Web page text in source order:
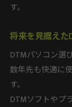
す。
将来を見据えた
DTMパソコン選
数年先も快適に
す。
DTMソフトやプ